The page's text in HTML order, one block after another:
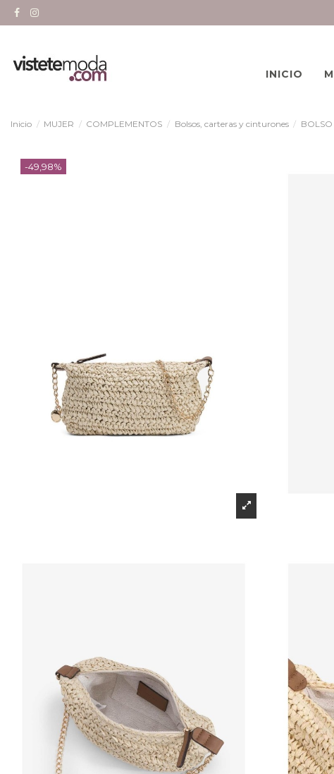
INICIO
Inicio MUJER COMPLEMENTOS Bolsos, carteras y cinturones BOLSO
-49,98%